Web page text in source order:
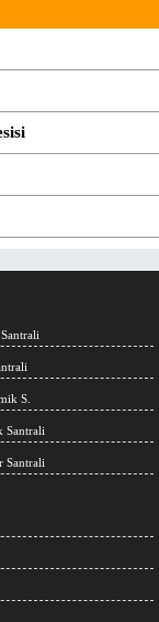
S.
Santrali
Santrali